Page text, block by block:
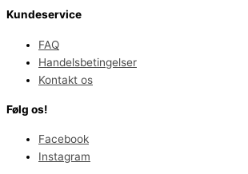
Kundeservice
FAQ
Handelsbetingelser
Kontakt os
Følg os!
Facebook
Instagram